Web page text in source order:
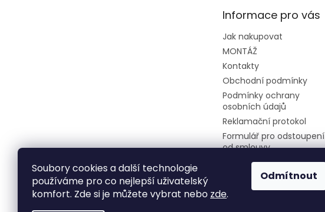
Soubory cookies a další technologie
používáme pro co nejlepší uživatelský
komfort. Zde si je můžete vybrat nebo zde.
Odmítnout
Informace pro vás
Jak nakupovat
MONTÁŽ
Kontakty
Obchodní podmínky
Podmínky ochrany
osobních údajů
Reklamační protokol
Formulář pro odstoupení
od smlouvy